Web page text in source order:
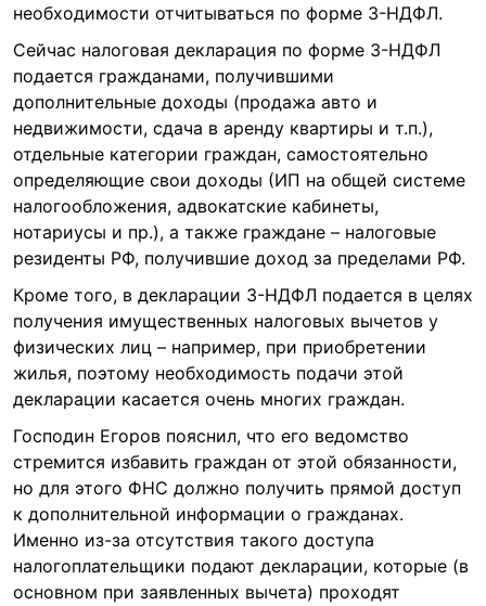
необходимости отчитываться по форме 3-НДФЛ.
Сейчас налоговая декларация по форме 3-НДФЛ
подается гражданами, получившими
дополнительные доходы (продажа авто и
недвижимости, сдача в аренду квартиры и т.п.),
отдельные категории граждан, самостоятельно
определяющие свои доходы (ИП на общей системе
налогообложения, адвокатские кабинеты,
нотариусы и пр.), а также граждане – налоговые
резиденты РФ, получившие доход за пределами РФ.
Кроме того, в декларации 3-НДФЛ подается в целях
получения имущественных налоговых вычетов у
физических лиц – например, при приобретении
жилья, поэтому необходимость подачи этой
декларации касается очень многих граждан.
Господин Егоров пояснил, что его ведомство
стремится избавить граждан от этой обязанности,
но для этого ФНС должно получить прямой доступ
к дополнительной информации о гражданах.
Именно из-за отсутствия такого доступа
налогоплательщики подают декларации, которые (в
основном при заявленных вычета) проходят